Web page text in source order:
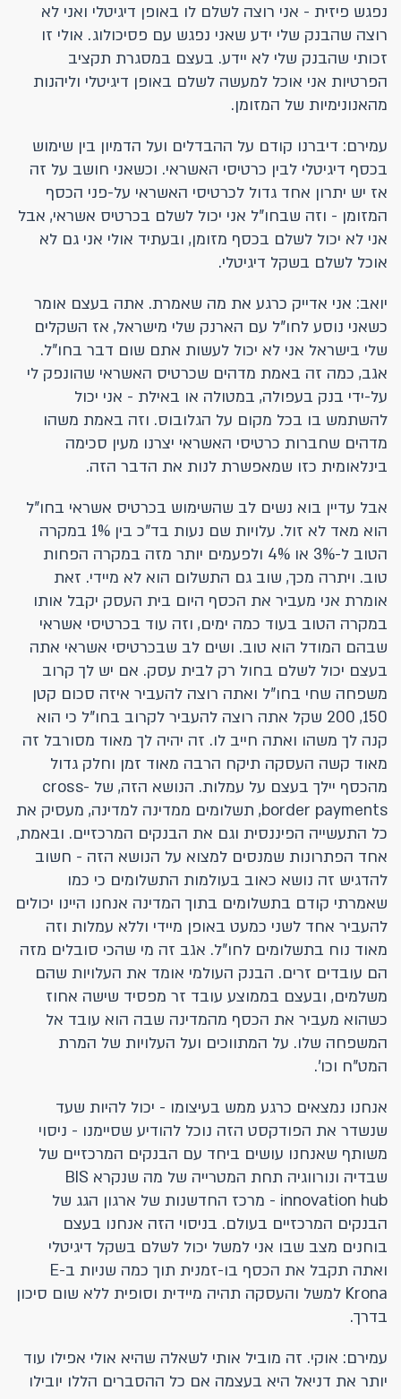
נפגש פיזית - אני רוצה לשלם לו באופן דיגיטלי ואני לא
רוצה שהבנק שלי ידע שאני נפגש עם פסיכולוג. אולי זו
זכותי שהבנק שלי לא יידע. בעצם במסגרת תקציב
הפרטיות אני אוכל למעשה לשלם באופן דיגיטלי וליהנות
מהאנונימיות של המזומן.
עמירם: דיברנו קודם על ההבדלים ועל הדמיון בין שימוש
בכסף דיגיטלי לבין כרטיסי האשראי. וכשאני חושב על זה
אז יש יתרון אחד גדול לכרטיסי האשראי על-פני הכסף
המזומן - וזה שבחו"ל אני יכול לשלם בכרטיס אשראי, אבל
אני לא יכול לשלם בכסף מזומן, ובעתיד אולי אני גם לא
אוכל לשלם בשקל דיגיטלי.
יואב: אני אדייק כרגע את מה שאמרת. אתה בעצם אומר
כשאני נוסע לחו"ל עם הארנק שלי מישראל, אז השקלים
שלי בישראל אני לא יכול לעשות אתם שום דבר בחו"ל.
אגב, כמה זה באמת מדהים שכרטיס האשראי שהונפק לי
על-ידי בנק בעפולה, במטולה או באילת - אני יכול
להשתמש בו בכל מקום על הגלובוס. וזה באמת משהו
מדהים שחברות כרטיסי האשראי יצרנו מעין סכימה
בינלאומית כזו שמאפשרת לנות את הדבר הזה.
אבל עדיין בוא נשים לב שהשימוש בכרטיס אשראי בחו"ל
הוא מאד לא זול. עלויות שם נעות בד"כ בין 1% במקרה
הטוב ל-3% או 4% ולפעמים יותר מזה במקרה הפחות
טוב. ויתרה מכך, שוב גם התשלום הוא לא מיידי. זאת
אומרת אני מעביר את הכסף היום בית העסק יקבל אותו
במקרה הטוב בעוד כמה ימים, וזה עוד בכרטיסי אשראי
שבהם המודל הוא טוב. ושים לב שבכרטיסי אשראי אתה
בעצם יכול לשלם בחול רק לבית עסק. אם יש לך קרוב
משפחה שחי בחו"ל ואתה רוצה להעביר איזה סכום קטן
150, 200 שקל אתה רוצה להעביר לקרוב בחו"ל כי הוא
קנה לך משהו ואתה חייב לו. זה יהיה לך מאוד מסורבל זה
מאוד קשה העסקה תיקח הרבה מאוד זמן וחלק גדול
מהכסף יילך בעצם על עמלות. הנושא הזה, של cross-
border payments, תשלומים ממדינה למדינה, מעסיק את
כל התעשייה הפיננסית וגם את הבנקים המרכזיים. ובאמת,
אחד הפתרונות שמנסים למצוא על הנושא הזה - חשוב
להדגיש זה נושא כאוב בעולמות התשלומים כי כמו
שאמרתי קודם בתשלומים בתוך המדינה אנחנו היינו יכולים
להעביר אחד לשני כמעט באופן מיידי וללא עמלות וזה
מאוד נוח בתשלומים לחו"ל. אגב זה מי שהכי סובלים מזה
הם עובדים זרים. הבנק העולמי אומד את העלויות שהם
משלמים, ובעצם בממוצע עובד זר מפסיד שישה אחוז
כשהוא מעביר את הכסף מהמדינה שבה הוא עובד אל
המשפחה שלו. על המתווכים ועל העלויות של המרת
המט"ח וכו'.
אנחנו נמצאים כרגע ממש בעיצומו - יכול להיות שעד
שנשדר את הפודקסט הזה נוכל להודיע שסיימנו - ניסוי
משותף שאנחנו עושים ביחד עם הבנקים המרכזיים של
שבדיה ונורווגיה תחת המטרייה של מה שנקרא BIS
innovation hub - מרכז החדשנות של ארגון הגג של
הבנקים המרכזיים בעולם. בניסוי הזה אנחנו בעצם
בוחנים מצב שבו אני למשל יכול לשלם בשקל דיגיטלי
ואתה תקבל את הכסף בו-זמנית תוך כמה שניות בE-
Krona למשל והעסקה תהיה מיידית וסופית ללא שום סיכון
בדרך.
עמירם: אוקי. זה מוביל אותי לשאלה שהיא אולי אפילו עוד
יותר את דניאל היא בעצמה אם כל ההסברים הללו יובילו